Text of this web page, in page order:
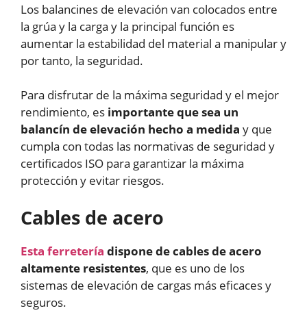
Los balancines de elevación van colocados entre
la grúa y la carga y la principal función es
aumentar la estabilidad del material a manipular y
por tanto, la seguridad.
Para disfrutar de la máxima seguridad y el mejor
rendimiento, es importante que sea un
balancín de elevación hecho a medida y que
cumpla con todas las normativas de seguridad y
certificados ISO para garantizar la máxima
protección y evitar riesgos.
Cables de acero
Esta ferretería dispone de cables de acero
altamente resistentes, que es uno de los
sistemas de elevación de cargas más eficaces y
seguros.